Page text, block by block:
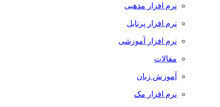
نرم افزار مذهبی
نرم افزار پرتابل
نرم افزار آموزشی
مقالات
آموزش زبان
نرم افزار مک